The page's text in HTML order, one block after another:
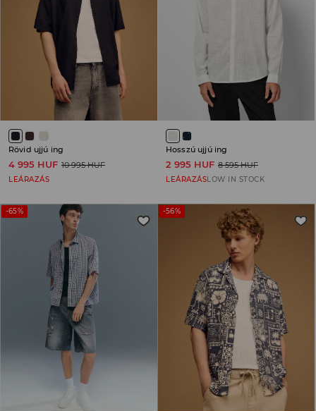
Rövid ujjú ing
4 995 HUF 10 995 HUF
LEÁRAZÁS
Hosszú ujjú ing
2 995 HUF 8 595 HUF
LEÁRAZÁSLOW IN STOCK
-65% -56%